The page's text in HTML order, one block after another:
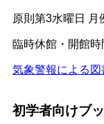
原則第3水曜日 月
臨時休館・開館時
気象警報による
初学者向けブ